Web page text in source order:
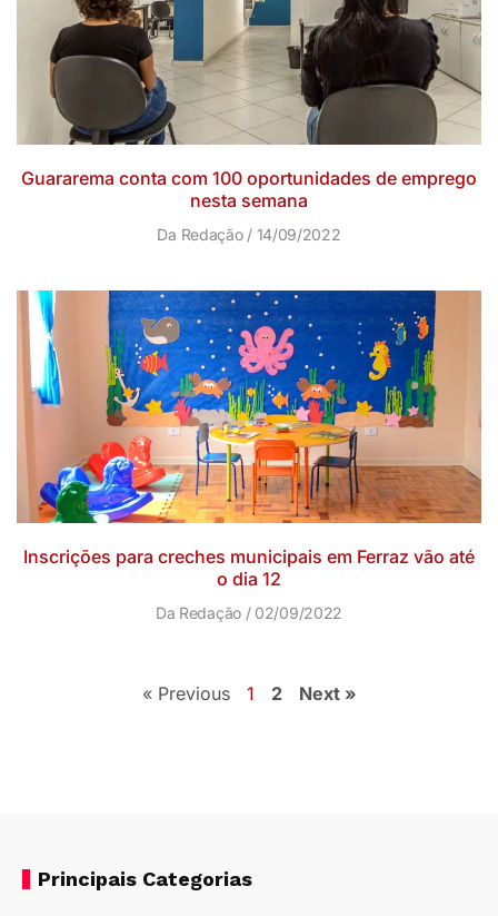
Guararema conta com 100 oportunidades de emprego
nesta semana
Da Redação 14/09/2022
Inscrições para creches municipais em Ferraz vão até
o dia 12
Da Redação 02/09/2022
« Previous 1 2 Next »
Principais Categorias